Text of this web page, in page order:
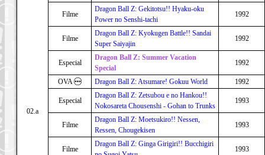
02.a
Filme
Dragon Ball Z: Gekitotsu!! Hyaku-oku
Power no Senshi-tachi
1992
Filme
Dragon Ball Z: Kyokugen Battle!! Sandai
Super Saiyajin
1992
Especial
Dragon Ball Z: Summer Vacation
Special
1992
OVA Dragon Ball Z: Atsumare! Gokuu World 1992
Especial
Dragon Ball Z: Zetsubou e no Hankou!!
Nokosareta Chousenshi - Gohan to Trunks
1993
Filme
Dragon Ball Z: Moetsukiro!! Nessen,
Ressen, Chougekisen
1993
Filme
Dragon Ball Z: Ginga Girigiri!! Bucchigiri
1993